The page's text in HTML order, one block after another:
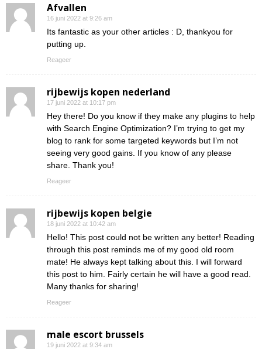
Afvallen
16 juni 2022 at 9:26 am
Its fantastic as your other articles : D, thankyou for
putting up.
Reageer
rijbewijs kopen nederland
17 juni 2022 at 10:17 pm
Hey there! Do you know if they make any plugins to help
with Search Engine Optimization? I’m trying to get my
blog to rank for some targeted keywords but I’m not
seeing very good gains. If you know of any please
share. Thank you!
Reageer
rijbewijs kopen belgie
18 juni 2022 at 10:42 am
Hello! This post could not be written any better! Reading
through this post reminds me of my good old room
mate! He always kept talking about this. I will forward
this post to him. Fairly certain he will have a good read.
Many thanks for sharing!
Reageer
male escort brussels
19 juni 2022 at 9:34 am